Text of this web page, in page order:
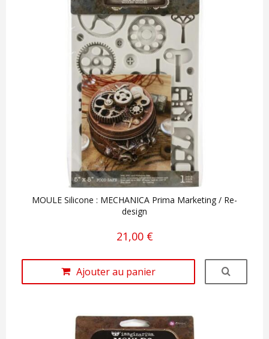
MOULE Silicone : MECHANICA Prima Marketing / Re-
design
21,00 €
Ajouter au panier